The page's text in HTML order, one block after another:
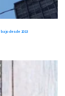
desde 2013